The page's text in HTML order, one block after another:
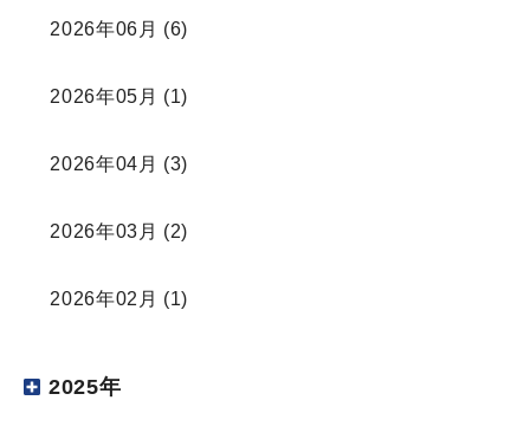
2026年06月 (6)
2026年05月 (1)
2026年04月 (3)
2026年03月 (2)
2026年02月 (1)
2025年